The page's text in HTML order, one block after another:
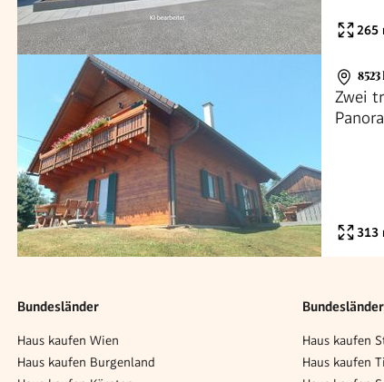
265
8523
Zwei
313
Bundesländer
Haus kaufen Wien
Haus kaufen Burgenland
Bundesländer
Haus kaufen
Haus kaufen